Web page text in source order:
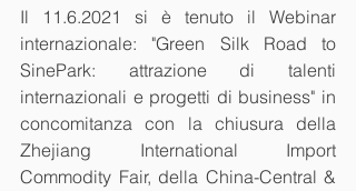
Il 11.6.2021 si è tenuto il Webinar
internazionale: "Green Silk Road to
SinePark: attrazione di talenti
internazionali e progetti di business" in
concomitanza con la chiusura della
Zhejiang International Import
Commodity Fair, della China-Central &